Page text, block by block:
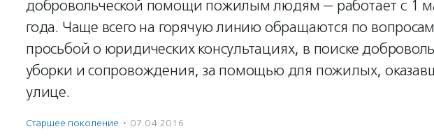
добровольческой помощи пожилым людям — работает с 1
года. Чаще всего на горячую линию обращаются по
просьбой о юридических консультациях, в поиске
уборки и сопровождения, за помощью для пожилых,
улице.
Старшее поколение · 07.04.2016